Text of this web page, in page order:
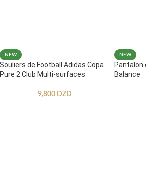
NEW
Souliers de Football Adidas Copa
Pure 2 Club Multi-surfaces
9,800 DZD
NEW
Pantalon
Balance